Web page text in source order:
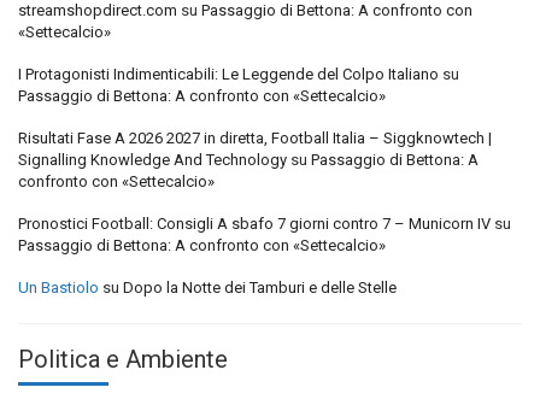
streamshopdirect.com su Passaggio di Bettona: A confronto con
«Settecalcio»
I Protagonisti Indimenticabili: Le Leggende del Colpo Italiano su
Passaggio di Bettona: A confronto con «Settecalcio»
Risultati Fase A 2026 2027 in diretta, Football Italia – Siggknowtech |
Signalling Knowledge And Technology su Passaggio di Bettona: A
confronto con «Settecalcio»
Pronostici Football: Consigli A sbafo 7 giorni contro 7 – Municorn IV su
Passaggio di Bettona: A confronto con «Settecalcio»
Un Bastiolo su Dopo la Notte dei Tamburi e delle Stelle
Politica e Ambiente